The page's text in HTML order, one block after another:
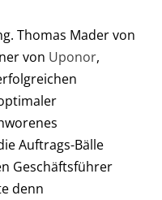
Thomas Mader von
von Uponor,
Auftrags-Bälle
Geschäftsführer
denn